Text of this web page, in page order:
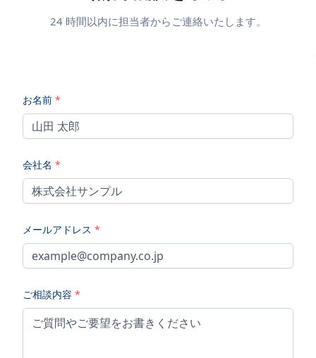
24 時間以内に担当者からご連絡いたします。
お名前 *
会社名 *
メールアドレス *
ご相談内容 *